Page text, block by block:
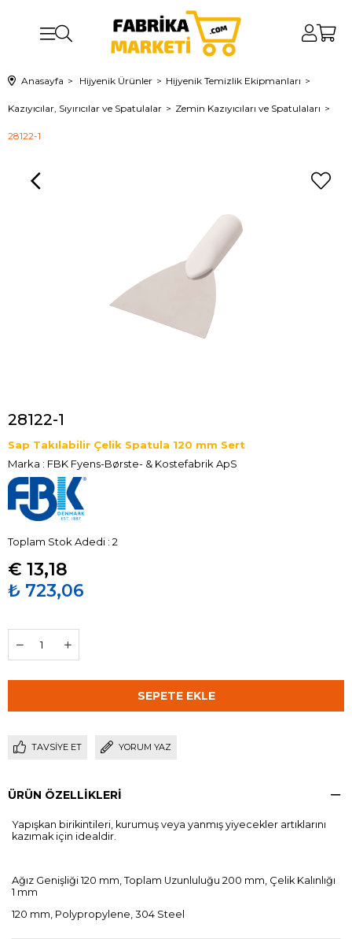
Anasayfa Hijyenik Ürünler Hijyenik Temizlik Ekipmanları
Kazıyıcılar, Sıyırıcılar ve Spatulalar Zemin Kazıyıcıları ve Spatulaları
28122-1
28122-1
Sap Takılabilir Çelik Spatula 120 mm Sert
Marka : FBK Fyens-Børste- & Kostefabrik ApS
Toplam Stok Adedi : 2
€ 13,18
₺ 723,06
TAVSIYE ET YORUM YAZ
ÜRÜN ÖZELLIKLERI
Yapışkan birikintileri, kurumuş veya yanmış yiyecekler artıklarını
kazımak için idealdir.
Ağız Genişliği 120 mm, Toplam Uzunluluğu 200 mm, Çelik Kalınlığı
1 mm
120 mm, Polypropylene, 304 Steel